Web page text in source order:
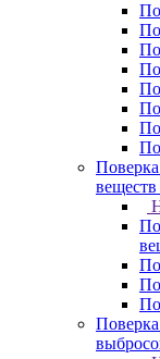
веществ